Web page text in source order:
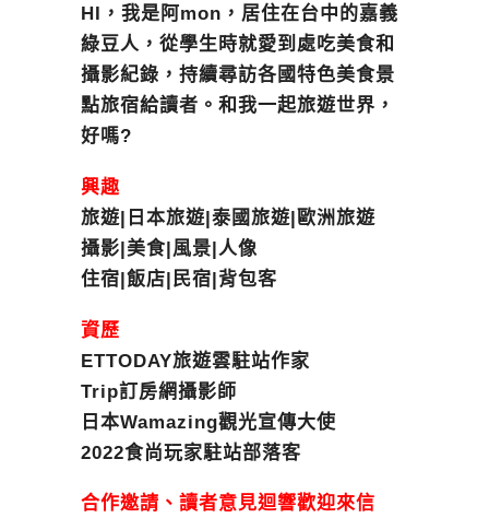
HI，我是阿mon，居住在台中的嘉義
綠豆人，從學生時就愛到處吃美食和
攝影紀錄，持續尋訪各國特色美食景
點旅宿給讀者。和我一起旅遊世界，
好嗎?
興趣
旅遊|日本旅遊|泰國旅遊|歐洲旅遊
攝影|美食|風景|人像
住宿|飯店|民宿|背包客
資歷
ETTODAY旅遊雲駐站作家
Trip訂房網攝影師
日本Wamazing觀光宣傳大使
2022食尚玩家駐站部落客
合作邀請、讀者意見迴響歡迎來信